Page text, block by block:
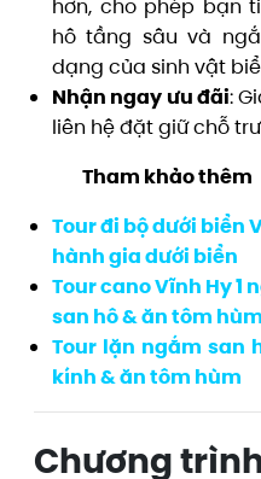
hơn, cho phép bạn
hô tầng sâu và
dạng của sinh vật
Nhận ngay ưu đãi:
liên hệ đặt giữ chỗ
Tham khảo thêm
Tour đi bộ dưới biển
hành gia dưới biển
Tour cano Vĩnh Hy 1
san hô & ăn tôm hùm
Tour lặn ngắm san
kính & ăn tôm hùm
Chương